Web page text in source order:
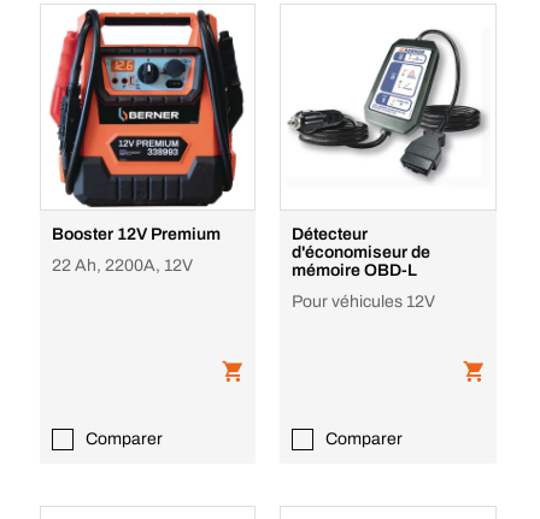
Booster 12V Premium
22 Ah, 2200A, 12V
Comparer
Détecteur
d'économiseur de
mémoire OBD-L
Pour véhicules 12V
Comparer